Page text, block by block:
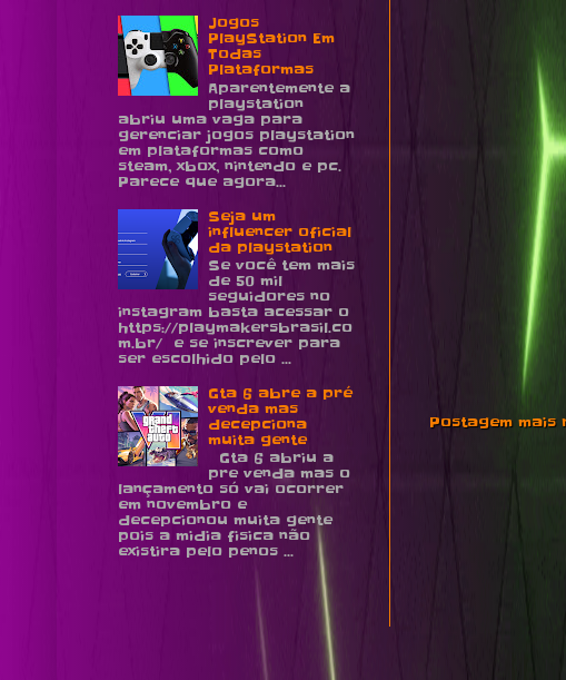
Postagem mais
Jogos
PlayStation Em
Todas
Plataformas
Aparentemente a
playstation
abriu uma vaga para
gerenciar jogos playstation
em plataformas como
steam, xbox, nintendo e pc.
Parece que agora...
Seja um
influencer oficial
da playstation
Se você tem mais
de 50 mil
seguidores no
instagram basta acessar o
https://playmakersbrasil.co
m.br/ e se inscrever para
ser escolhido pelo ...
Gta 6 abre a pré
venda mas
decepciona
muita gente
Gta 6 abriu a
pre venda mas o
lançamento só vai ocorrer
em novembro e
decepcionou muita gente
pois a midia fisica não
existira pelo penos ...